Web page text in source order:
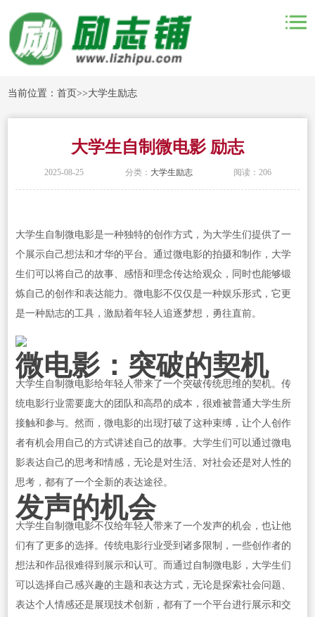
当前位置：首页>>大学生励志
大学生自制微电影 励志
2025-08-25 分类： 大学生励志 阅读：206
大学生自制微电影是一种独特的创作方式，为大学生们提供了一
个展示自己想法和才华的平台。通过微电影的拍摄和制作，大学
生们可以将自己的故事、感悟和理念传达给观众，同时也能够锻
炼自己的创作和表达能力。微电影不仅仅是一种娱乐形式，它更
是一种励志的工具，激励着年轻人追逐梦想，勇往直前。
微电影：突破的契机
大学生自制微电影给年轻人带来了一个突破传统思维的契机。传
统电影行业需要庞大的团队和高昂的成本，很难被普通大学生所
接触和参与。然而，微电影的出现打破了这种束缚，让个人创作
者有机会用自己的方式讲述自己的故事。大学生们可以通过微电
影表达自己的思考和情感，无论是对生活、对社会还是对人性的
思考，都有了一个全新的表达途径。
发声的机会
大学生自制微电影不仅给年轻人带来了一个发声的机会，也让他
们有了更多的选择。传统电影行业受到诸多限制，一些创作者的
想法和作品很难得到展示和认可。而通过自制微电影，大学生们
可以选择自己感兴趣的主题和表达方式，无论是探索社会问题、
表达个人情感还是展现技术创新，都有了一个平台进行展示和交